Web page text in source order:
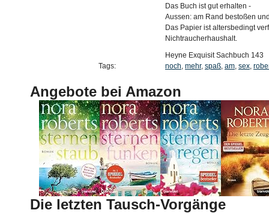
Das Buch ist gut erhalten -
Aussen: am Rand bestoßen
Das Papier ist altersbedingt
Nichtraucherhaushalt.
Heyne Exquisit Sachbuch 143
Tags:
noch, mehr, spaß, am, sex,
Angebote bei Amazon
Die letzten Tausch-Vorgänge